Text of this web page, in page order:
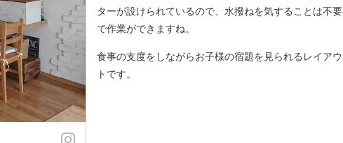
ターが設けられているので、水撥ねを気することは不要
で作業ができますね。
食事の支度をしながらお子様の宿題を見られるレイアウ
トです。